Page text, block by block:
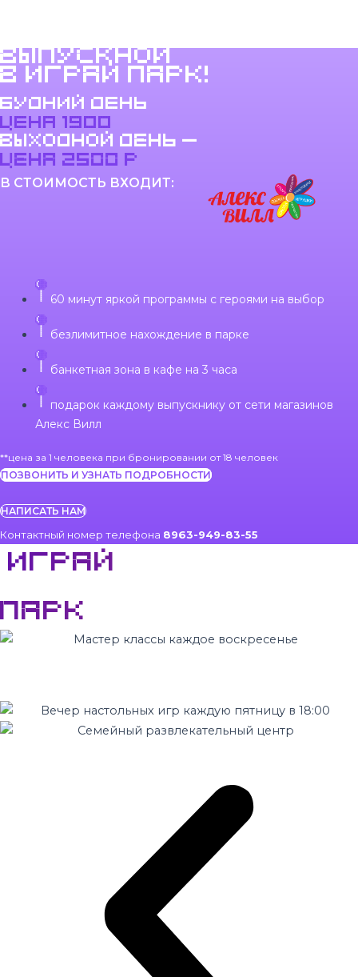
Услуги центра
Кафе
Праздник для детей в
Новосибирске
Контакты
ВЫПУСКНОЙ
В ИГРАЙ ПАРК!
БУДНИЙ ДЕНЬ
ЦЕНА 1900
выходной день —
цена 2500 р
В СТОИМОСТЬ ВХОДИТ:
60 минут яркой программы с героями на выбор
безлимитное нахождение в парке
банкетная зона в кафе на 3 часа
подарок каждому выпускнику от сети магазинов
Алекс Вилл
**цена за 1 человека при бронировании от 18 человек
ПОЗВОНИТЬ И УЗНАТЬ ПОДРОБНОСТИ
НАПИСАТЬ НАМ
Контактный номер телефона 8963-949-83-55
ИГРАЙ
ПАРК